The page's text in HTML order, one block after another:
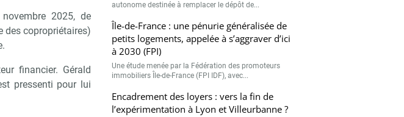
2025, de
des copropriétaires)
financier. Gérald
pressenti pour lui
autonome destinée à remplacer le dépôt de...
Île-de-France : une pénurie généralisée de
petits logements, appelée à s’aggraver d’ici
à 2030 (FPI)
Une étude menée par la Fédération des promoteurs
immobiliers Île-de-France (FPI IDF), avec...
Encadrement des loyers : vers la fin de
l’expérimentation à Lyon et Villeurbanne ?